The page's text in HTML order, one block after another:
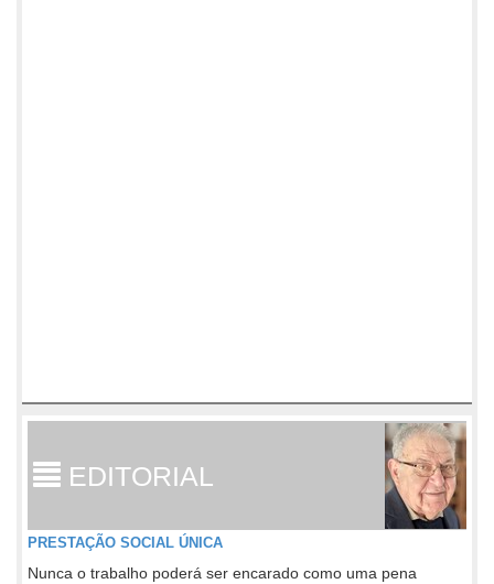
EDITORIAL
PRESTAÇÃO SOCIAL ÚNICA
Nunca o trabalho poderá ser encarado como uma pena